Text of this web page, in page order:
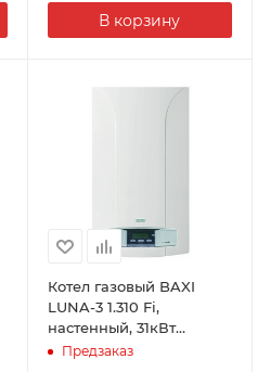
В корзину
Котел газовый BAXI
LUNA-3 1.310 Fi,
настенный, 31кВт
одноконтурный,
Предзаказ